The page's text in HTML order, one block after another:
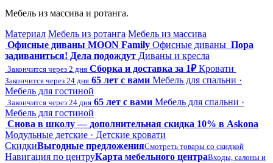
Мебель из массива и ротанга.
Материал Мебель из ротанга Мебель из массива
Офисные диваны MOON Family Офисные диваны Пора
задиваниться! Дела подождут Диваны и кресла
Закончится через 2 дня Сборка и доставка за 1₽ Кровати
Закончится через 24 дня 65 лет с вами Мебель для спальни ·
Мебель для гостиной
Закончится через 24 дня 65 лет с вами Мебель для спальни ·
Мебель для гостиной
Снова в школу — дополнительная скидка 10% в Askona
Модульные детские · Детские кровати
СкидкиВыгодные предложенияСмотреть товары со скидкой
Навигация по центруКарта мебельного центраВходы, салоны и